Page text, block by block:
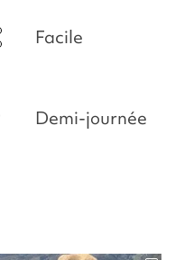
Facile
Demi-journée